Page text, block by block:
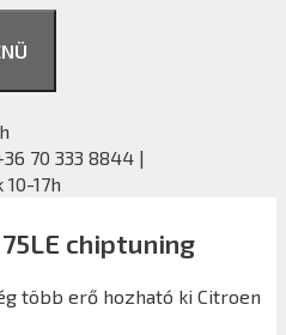
70 333 8844 |
17h
chiptuning
több erő hozható ki Citroen